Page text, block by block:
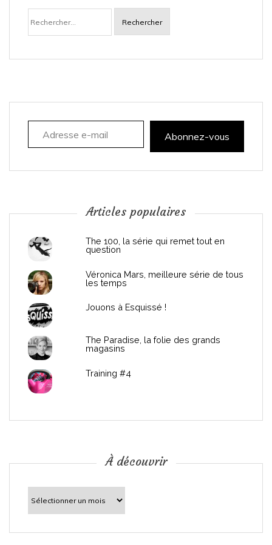
i
a
n
c
Rechercher :
Adresse e-mail
Abonnez-vous
Articles populaires
The 100, la série qui remet tout en
question
Véronica Mars, meilleure série de tous
les temps
Jouons à Esquissé !
The Paradise, la folie des grands
magasins
Training #4
À découvrir
À
découvrir